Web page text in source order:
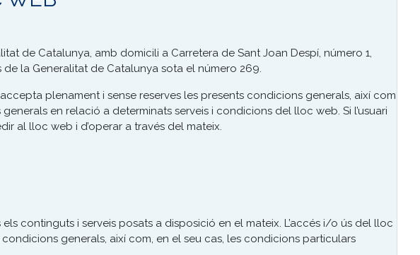
de Catalunya, amb domicili a Carretera de Sant Joan Despí, número 1,
de la Generalitat de Catalunya sota el número 269.
plenament i sense reserves les presents condicions generals, així com
en relació a determinats serveis i condicions del lloc web. Si l’usuari
al lloc web i d’operar a través del mateix.
continguts i serveis posats a disposició en el mateix. L’accés i/o ús del lloc
generals, així com, en el seu cas, les condicions particulars